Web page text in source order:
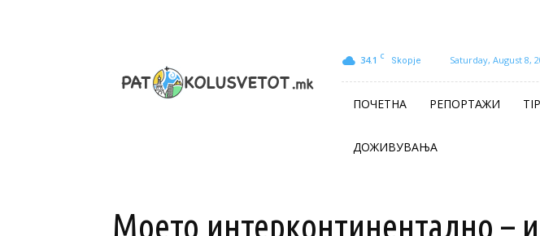
34.1 C Skopje Saturday, August 8,
ПОЧЕТНА РЕПОРТАЖИ
ДОЖИВУВАЊА
Моето интерконтинентално –